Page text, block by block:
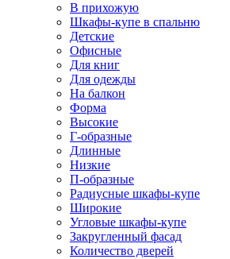
В прихожую
Шкафы-купе в спальню
Детские
Офисные
Для книг
Для одежды
На балкон
Форма
Высокие
Г-образные
Длинные
Низкие
П-образные
Радиусные шкафы-купе
Широкие
Угловые шкафы-купе
Закругленный фасад
Количество дверей